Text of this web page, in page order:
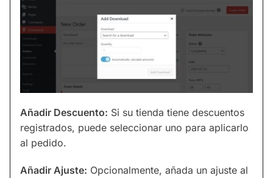
Añadir Descuento: Si su tienda tiene descuentos
registrados, puede seleccionar uno para aplicarlo
al pedido.
Añadir Ajuste: Opcionalmente, añada un ajuste al